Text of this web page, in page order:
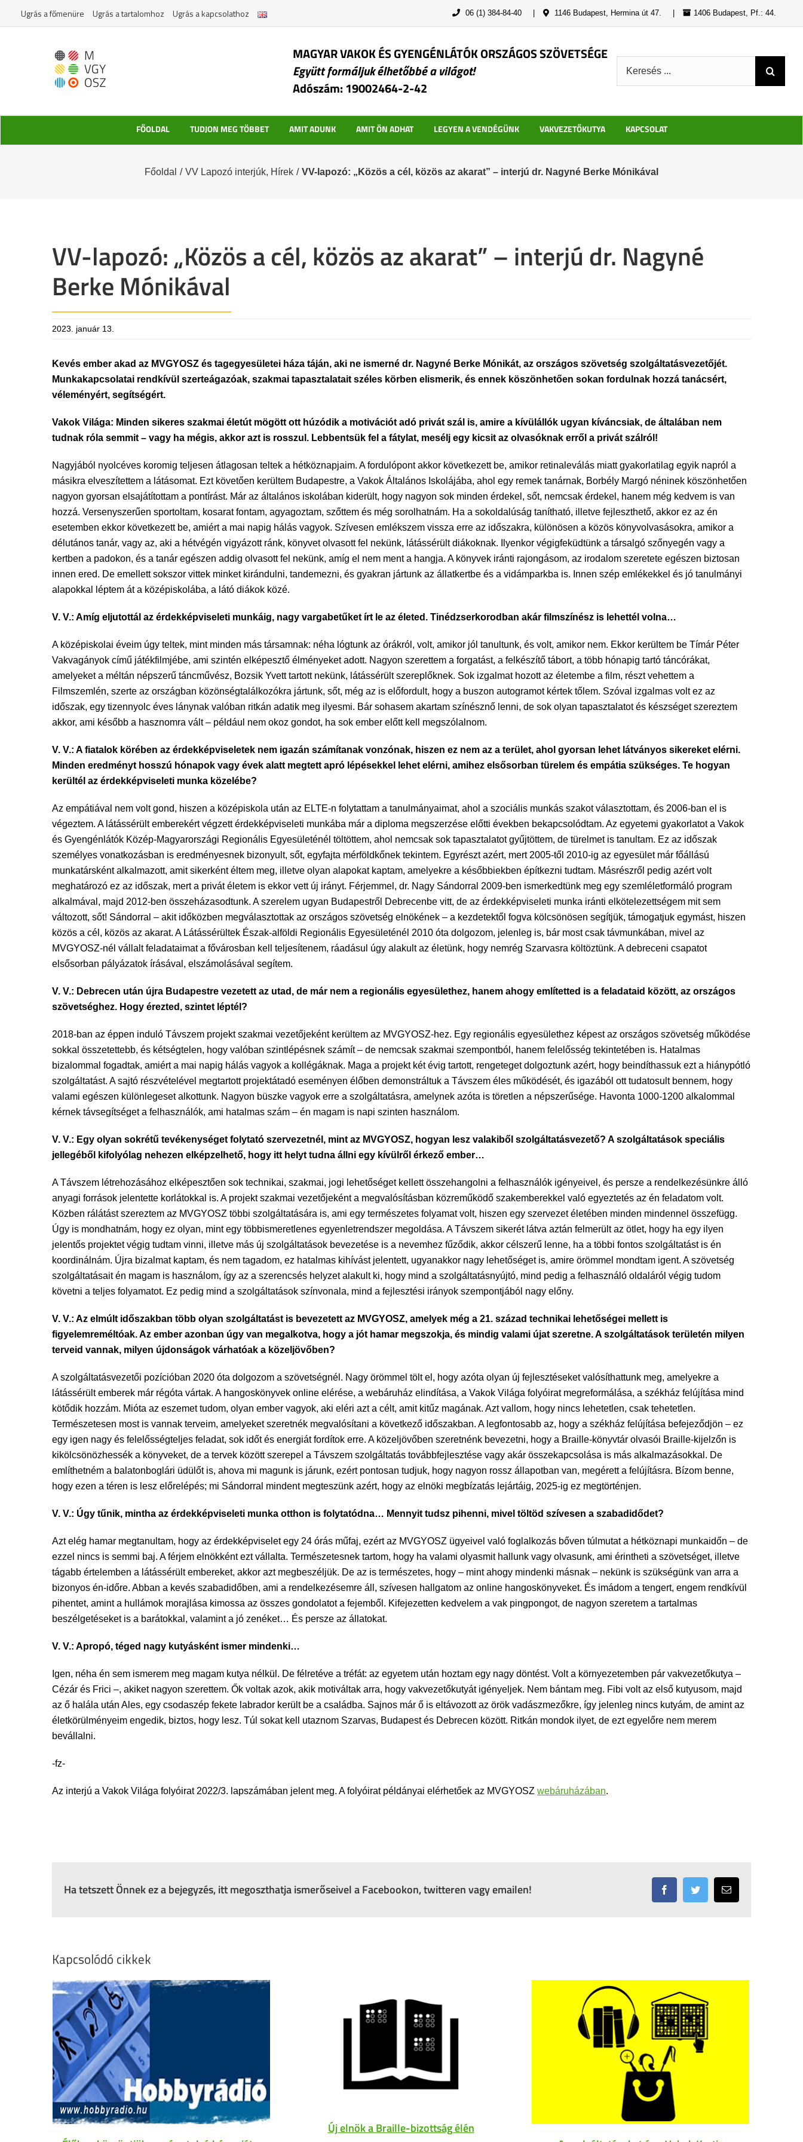
Ugrás a főmenüre Ugrás a tartalomhoz Ugrás a kapcsolathoz 06 (1) 384-84-40 1146 Budapest, Hermina út 47. 1406 Budapest, Pf.: 44.
MAGYAR VAKOK ÉS GYENGÉNLÁTÓK ORSZÁGOS SZÖVETSÉGE
Együtt formáljuk élhetőbbé a világot!
Adószám: 19002464-2-42
FŐOLDAL TUDJON MEG TÖBBET AMIT ADUNK AMIT ÖN ADHAT LEGYEN A VENDÉGÜNK VAKVEZETŐKUTYA KAPCSOLAT
Főoldal / VV Lapozó interjúk, Hírek / VV-lapozó: „Közös a cél, közös az akarat” – interjú dr. Nagyné Berke Mónikával
VV-lapozó: „Közös a cél, közös az akarat” – interjú dr. Nagyné
Berke Mónikával
2023. január 13.
Kevés ember akad az MVGYOSZ és tagegyesületei háza táján, aki ne ismerné dr. Nagyné Berke Mónikát, az országos szövetség szolgáltatásvezetőjét.
Munkakapcsolatai rendkívül szerteágazóak, szakmai tapasztalatait széles körben elismerik, és ennek köszönhetően sokan fordulnak hozzá tanácsért,
véleményért, segítségért.
Vakok Világa: Minden sikeres szakmai életút mögött ott húzódik a motivációt adó privát szál is, amire a kívülállók ugyan kíváncsiak, de általában nem
tudnak róla semmit – vagy ha mégis, akkor azt is rosszul. Lebbentsük fel a fátylat, mesélj egy kicsit az olvasóknak erről a privát szálról!
Nagyjából nyolcéves koromig teljesen átlagosan teltek a hétköznapjaim. A fordulópont akkor következett be, amikor retinaleválás miatt gyakorlatilag egyik napról a
másikra elveszítettem a látásomat. Ezt követően kerültem Budapestre, a Vakok Általános Iskolájába, ahol egy remek tanárnak, Borbély Margó néninek köszönhetően
nagyon gyorsan elsajátítottam a pontírást. Már az általános iskolában kiderült, hogy nagyon sok minden érdekel, sőt, nemcsak érdekel, hanem még kedvem is van
hozzá. Versenyszerűen sportoltam, kosarat fontam, agyagoztam, szőttem és még sorolhatnám. Ha a sokoldalúság tanítható, illetve fejleszthető, akkor ez az én
esetemben ekkor következett be, amiért a mai napig hálás vagyok. Szívesen emlékszem vissza erre az időszakra, különösen a közös könyvolvasásokra, amikor a
délutános tanár, vagy az, aki a hétvégén vigyázott ránk, könyvet olvasott fel nekünk, látássérült diákoknak. Ilyenkor végigfeküdtünk a társalgó szőnyegén vagy a
kertben a padokon, és a tanár egészen addig olvasott fel nekünk, amíg el nem ment a hangja. A könyvek iránti rajongásom, az irodalom szeretete egészen biztosan
innen ered. De emellett sokszor vittek minket kirándulni, tandemezni, és gyakran jártunk az állatkertbe és a vidámparkba is. Innen szép emlékekkel és jó tanulmányi
alapokkal léptem át a középiskolába, a látó diákok közé.
V. V.: Amíg eljutottál az érdekképviseleti munkáig, nagy vargabetűket írt le az életed. Tinédzserkorodban akár filmszínész is lehettél volna…
A középiskolai éveim úgy teltek, mint minden más társamnak: néha lógtunk az órákról, volt, amikor jól tanultunk, és volt, amikor nem. Ekkor kerültem be Tímár Péter
Vakvagányok című játékfilmjébe, ami szintén elképesztő élményeket adott. Nagyon szerettem a forgatást, a felkészítő tábort, a több hónapig tartó táncórákat,
amelyeket a méltán népszerű táncművész, Bozsik Yvett tartott nekünk, látássérült szereplőknek. Sok izgalmat hozott az életembe a film, részt vehettem a
Filmszemlén, szerte az országban közönségtalálkozókra jártunk, sőt, még az is előfordult, hogy a buszon autogramot kértek tőlem. Szóval izgalmas volt ez az
időszak, egy tizennyolc éves lánynak valóban ritkán adatik meg ilyesmi. Bár sohasem akartam színésznő lenni, de sok olyan tapasztalatot és készséget szereztem
akkor, ami később a hasznomra vált – például nem okoz gondot, ha sok ember előtt kell megszólalnom.
V. V.: A fiatalok körében az érdekképviseletek nem igazán számítanak vonzónak, hiszen ez nem az a terület, ahol gyorsan lehet látványos sikereket elérni.
Minden eredményt hosszú hónapok vagy évek alatt megtett apró lépésekkel lehet elérni, amihez elsősorban türelem és empátia szükséges. Te hogyan
kerültél az érdekképviseleti munka közelébe?
Az empátiával nem volt gond, hiszen a középiskola után az ELTE-n folytattam a tanulmányaimat, ahol a szociális munkás szakot választottam, és 2006-ban el is
végeztem. A látássérült emberekért végzett érdekképviseleti munkába már a diploma megszerzése előtti években bekapcsolódtam. Az egyetemi gyakorlatot a Vakok
és Gyengénlátók Közép-Magyarországi Regionális Egyesületénél töltöttem, ahol nemcsak sok tapasztalatot gyűjtöttem, de türelmet is tanultam. Ez az időszak
személyes vonatkozásban is eredményesnek bizonyult, sőt, egyfajta mérföldkőnek tekintem. Egyrészt azért, mert 2005-től 2010-ig az egyesület már főállású
munkatársként alkalmazott, amit sikerként éltem meg, illetve olyan alapokat kaptam, amelyekre a későbbiekben építkezni tudtam. Másrészről pedig azért volt
meghatározó ez az időszak, mert a privát életem is ekkor vett új irányt. Férjemmel, dr. Nagy Sándorral 2009-ben ismerkedtünk meg egy szemléletformáló program
alkalmával, majd 2012-ben összeházasodtunk. A szerelem ugyan Budapestről Debrecenbe vitt, de az érdekképviseleti munka iránti elkötelezettségem mit sem
változott, sőt! Sándorral – akit időközben megválasztottak az országos szövetség elnökének – a kezdetektől fogva kölcsönösen segítjük, támogatjuk egymást, hiszen
közös a cél, közös az akarat. A Látássérültek Észak-alföldi Regionális Egyesületénél 2010 óta dolgozom, jelenleg is, bár most csak távmunkában, mivel az
MVGYOSZ-nél vállalt feladataimat a fővárosban kell teljesítenem, ráadásul úgy alakult az életünk, hogy nemrég Szarvasra költöztünk. A debreceni csapatot
elsősorban pályázatok írásával, elszámolásával segítem.
V. V.: Debrecen után újra Budapestre vezetett az utad, de már nem a regionális egyesülethez, hanem ahogy említetted is a feladataid között, az országos
szövetséghez. Hogy érezted, szintet léptél?
2018-ban az éppen induló Távszem projekt szakmai vezetőjeként kerültem az MVGYOSZ-hez. Egy regionális egyesülethez képest az országos szövetség működése
sokkal összetettebb, és kétségtelen, hogy valóban szintlépésnek számít – de nemcsak szakmai szempontból, hanem felelősség tekintetében is. Hatalmas
bizalommal fogadtak, amiért a mai napig hálás vagyok a kollégáknak. Maga a projekt két évig tartott, rengeteget dolgoztunk azért, hogy beindíthassuk ezt a hiánypótló
szolgáltatást. A sajtó részvételével megtartott projektátadó eseményen élőben demonstráltuk a Távszem éles működését, és igazából ott tudatosult bennem, hogy
valami egészen különlegeset alkottunk. Nagyon büszke vagyok erre a szolgáltatásra, amelynek azóta is töretlen a népszerűsége. Havonta 1000-1200 alkalommal
kérnek távsegítséget a felhasználók, ami hatalmas szám – én magam is napi szinten használom.
V. V.: Egy olyan sokrétű tevékenységet folytató szervezetnél, mint az MVGYOSZ, hogyan lesz valakiből szolgáltatásvezető? A szolgáltatások speciális
jellegéből kifolyólag nehezen elképzelhető, hogy itt helyt tudna állni egy kívülről érkező ember…
A Távszem létrehozásához elképesztően sok technikai, szakmai, jogi lehetőséget kellett összehangolni a felhasználók igényeivel, és persze a rendelkezésünkre álló
anyagi források jelentette korlátokkal is. A projekt szakmai vezetőjeként a megvalósításban közreműködő szakemberekkel való egyeztetés az én feladatom volt.
Közben rálátást szereztem az MVGYOSZ többi szolgáltatására is, ami egy természetes folyamat volt, hiszen egy szervezet életében minden mindennel összefügg.
Úgy is mondhatnám, hogy ez olyan, mint egy többismeretlenes egyenletrendszer megoldása. A Távszem sikerét látva aztán felmerült az ötlet, hogy ha egy ilyen
jelentős projektet végig tudtam vinni, illetve más új szolgáltatások bevezetése is a nevemhez fűződik, akkor célszerű lenne, ha a többi fontos szolgáltatást is én
koordinálnám. Újra bizalmat kaptam, és nem tagadom, ez hatalmas kihívást jelentett, ugyanakkor nagy lehetőséget is, amire örömmel mondtam igent. A szövetség
szolgáltatásait én magam is használom, így az a szerencsés helyzet alakult ki, hogy mind a szolgáltatásnyújtó, mind pedig a felhasználó oldaláról végig tudom
követni a teljes folyamatot. Ez pedig mind a szolgáltatások színvonala, mind a fejlesztési irányok szempontjából nagy előny.
V. V.: Az elmúlt időszakban több olyan szolgáltatást is bevezetett az MVGYOSZ, amelyek még a 21. század technikai lehetőségei mellett is
figyelemreméltóak. Az ember azonban úgy van megalkotva, hogy a jót hamar megszokja, és mindig valami újat szeretne. A szolgáltatások területén milyen
terveid vannak, milyen újdonságok várhatóak a közeljövőben?
A szolgáltatásvezetői pozícióban 2020 óta dolgozom a szövetségnél. Nagy örömmel tölt el, hogy azóta olyan új fejlesztéseket valósíthattunk meg, amelyekre a
látássérült emberek már régóta vártak. A hangoskönyvek online elérése, a webáruház elindítása, a Vakok Világa folyóirat megreformálása, a székház felújítása mind
kötődik hozzám. Mióta az eszemet tudom, olyan ember vagyok, aki eléri azt a célt, amit kitűz magának. Azt vallom, hogy nincs lehetetlen, csak tehetetlen.
Természetesen most is vannak terveim, amelyeket szeretnék megvalósítani a következő időszakban. A legfontosabb az, hogy a székház felújítása befejeződjön – ez
egy igen nagy és felelősségteljes feladat, sok időt és energiát fordítok erre. A közeljövőben szeretnénk bevezetni, hogy a Braille-könyvtár olvasói Braille-kijelzőn is
kikölcsönözhessék a könyveket, de a tervek között szerepel a Távszem szolgáltatás továbbfejlesztése vagy akár összekapcsolása is más alkalmazásokkal. De
említhetném a balatonboglári üdülőt is, ahova mi magunk is járunk, ezért pontosan tudjuk, hogy nagyon rossz állapotban van, megérett a felújításra. Bízom benne,
hogy ezen a téren is lesz előrelépés; mi Sándorral mindent megteszünk azért, hogy az elnöki megbízatás lejártáig, 2025-ig ez megtörténjen.
V. V.: Úgy tűnik, mintha az érdekképviseleti munka otthon is folytatódna… Mennyit tudsz pihenni, mivel töltöd szívesen a szabadidődet?
Azt elég hamar megtanultam, hogy az érdekképviselet egy 24 órás műfaj, ezért az MVGYOSZ ügyeivel való foglalkozás bőven túlmutat a hétköznapi munkaidőn – de
ezzel nincs is semmi baj. A férjem elnökként ezt vállalta. Természetesnek tartom, hogy ha valami olyasmit hallunk vagy olvasunk, ami érintheti a szövetséget, illetve
tágabb értelemben a látássérült embereket, akkor azt megbeszéljük. De az is természetes, hogy – mint ahogy mindenki másnak – nekünk is szükségünk van arra a
bizonyos én-időre. Abban a kevés szabadidőben, ami a rendelkezésemre áll, szívesen hallgatom az online hangoskönyveket. És imádom a tengert, engem rendkívül
pihentet, amint a hullámok morajlása kimossa az összes gondolatot a fejemből. Kifejezetten kedvelem a vak pingpongot, de nagyon szeretem a tartalmas
beszélgetéseket is a barátokkal, valamint a jó zenéket… És persze az állatokat.
V. V.: Apropó, téged nagy kutyásként ismer mindenki…
Igen, néha én sem ismerem meg magam kutya nélkül. De félretéve a tréfát: az egyetem után hoztam egy nagy döntést. Volt a környezetemben pár vakvezetőkutya –
Cézár és Frici –, akiket nagyon szerettem. Ők voltak azok, akik motiváltak arra, hogy vakvezetőkutyát igényeljek. Nem bántam meg. Fibi volt az első kutyusom, majd
az ő halála után Ales, egy csodaszép fekete labrador került be a családba. Sajnos már ő is eltávozott az örök vadászmezőkre, így jelenleg nincs kutyám, de amint az
életkörülményeim engedik, biztos, hogy lesz. Túl sokat kell utaznom Szarvas, Budapest és Debrecen között. Ritkán mondok ilyet, de ezt egyelőre nem merem
bevállalni.
-fz-
Az interjú a Vakok Világa folyóirat 2022/3. lapszámában jelent meg. A folyóirat példányai elérhetőek az MVGYOSZ webáruházában.
Ha tetszett Önnek ez a bejegyzés, itt megoszthatja ismerőseivel a Facebookon, twitteren vagy emailen! FacebookTwitter Email:
Kapcsolódó cikkek
Új elnök a Braille-bizottság élén